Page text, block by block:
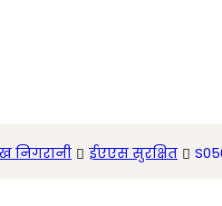
निगरानी ईएएस सुरक्षित